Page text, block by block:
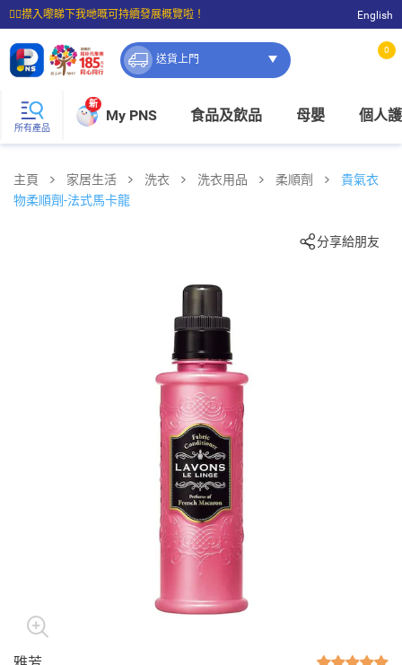
☝🏼㩒入嚟睇下我哋嘅可持續發展概覽啦！
⭐購物滿$399即享免費送貨；滿$100即可免費店取。
English
送貨上門
0
所有產品
新
My PNS 食品及飲品 母嬰 個人
主頁 家居生活 洗衣 洗衣用品 柔順劑
貴氣衣
物柔順劑-法式馬卡龍
分享給朋友